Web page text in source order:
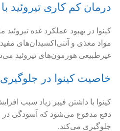
درمان کم کاری تیروئید
کینوا در بهبود عملکرد غده
مواد مغذی و آنتی‌اکسیدان‌های
غیرطبیعی هورمون‌های تیروئید
خاصیت کینوا در جلوگیری
کینوا با داشتن فیبر زیاد سبب
دفع مدفوع می‌شود که آسودگی در
جلوگیری می‌کند.